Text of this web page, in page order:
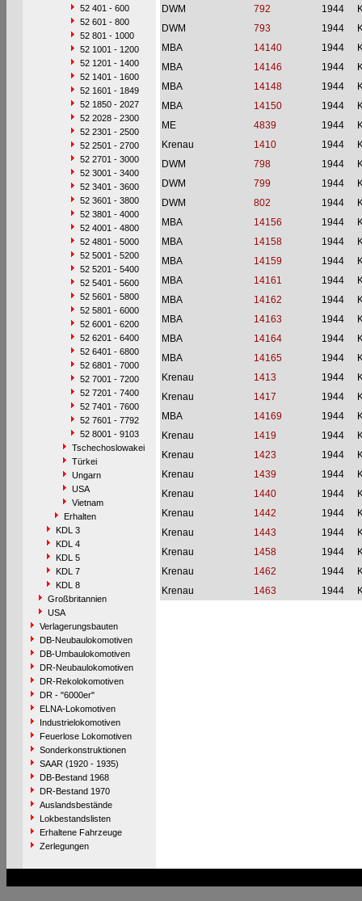
52 401 - 600
52 601 - 800
52 801 - 1000
52 1001 - 1200
52 1201 - 1400
52 1401 - 1600
52 1601 - 1849
52 1850 - 2027
52 2028 - 2300
52 2301 - 2500
52 2501 - 2700
52 2701 - 3000
52 3001 - 3400
52 3401 - 3600
52 3601 - 3800
52 3801 - 4000
52 4001 - 4800
52 4801 - 5000
52 5001 - 5200
52 5201 - 5400
52 5401 - 5600
52 5601 - 5800
52 5801 - 6000
52 6001 - 6200
52 6201 - 6400
52 6401 - 6800
52 6801 - 7000
52 7001 - 7200
52 7201 - 7400
52 7401 - 7600
52 7601 - 7792
52 8001 - 9103
Tschechoslowakei
Türkei
Ungarn
USA
Vietnam
Erhalten
KDL 3
KDL 4
KDL 5
KDL 7
KDL 8
Großbritannien
USA
Verlagerungsbauten
DB-Neubaulokomotiven
DB-Umbaulokomotiven
DR-Neubaulokomotiven
DR-Rekolokomotiven
DR - "6000er"
ELNA-Lokomotiven
Industrielokomotiven
Feuerlose Lokomotiven
Sonderkonstruktionen
SAAR (1920 - 1935)
DB-Bestand 1968
DR-Bestand 1970
Auslandsbestände
Lokbestandslisten
Erhaltene Fahrzeuge
Zerlegungen
DWM
792 1944
DWM
793 1944
MBA
14140 1944
MBA
14146 1944
MBA
14148 1944
MBA
14150 1944
ME
4839 1944
Krenau
1410 1944
DWM
798 1944
DWM
799 1944
DWM
802 1944
MBA
14156 1944
MBA
14158 1944
MBA
14159 1944
MBA
14161 1944
MBA
14162 1944
MBA
14163 1944
MBA
14164 1944
MBA
14165 1944
Krenau
1413 1944
Krenau
1417 1944
MBA
14169 1944
Krenau
1419 1944
Krenau
1423 1944
Krenau
1439 1944
Krenau
1440 1944
Krenau
1442 1944
Krenau
1443 1944
Krenau
1458 1944
Krenau
1462 1944
Krenau
1463 1944